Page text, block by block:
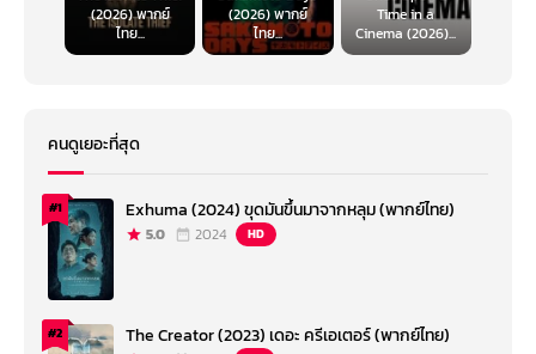
(2026) พากย์
ไทย...
(2026) พากย์
ไทย...
Time in a
Cinema (2026)...
คนดูเยอะที่สุด
#1 Exhuma (2024) ขุดมันขึ้นมาจากหลุม (พากย์ไทย)
5.0 2024 HD
#2 The Creator (2023) เดอะ ครีเอเตอร์ (พากย์ไทย)